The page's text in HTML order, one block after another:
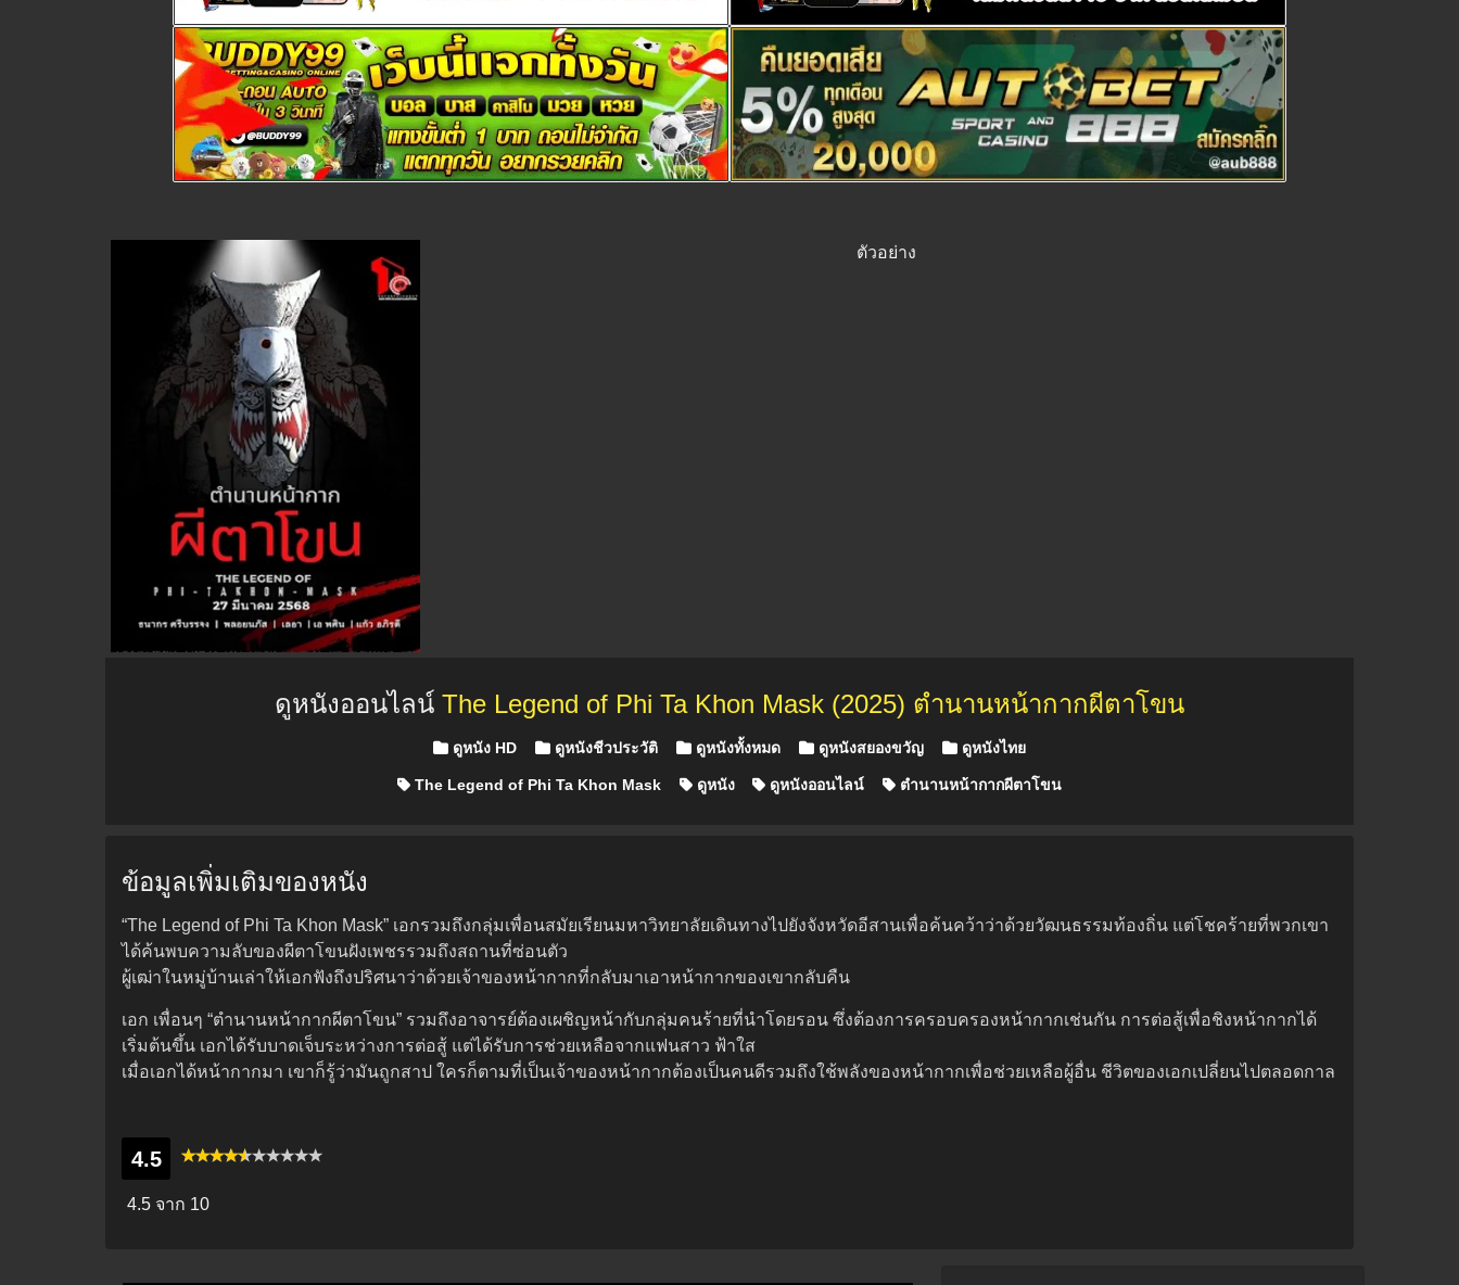
ตัวอย่าง
ดูหนังออนไลน์ The Legend of Phi Ta Khon Mask (2025) ตำนานหน้ากากผีตาโขน
Posted in
ดูหนัง HD ดูหนังชีวประวัติ ดูหนังทั้งหมด ดูหนังสยองขวัญ ดูหนังไทย
The Legend of Phi Ta Khon Mask ดูหนัง ดูหนังออนไลน์ ตำนานหน้ากากผีตาโขน
ข้อมูลเพิ่มเติมของหนัง
“The Legend of Phi Ta Khon Mask” เอกรวมถึงกลุ่มเพื่อนสมัยเรียนมหาวิทยาลัยเดินทางไปยังจังหวัดอีสานเพื่อค้นคว้าว่าด้วยวัฒนธรรมท้องถิ่น แต่โชคร้ายที่พวกเขา
ได้ค้นพบความลับของผีตาโขนฝังเพชรรวมถึงสถานที่ซ่อนตัว
ผู้เฒ่าในหมู่บ้านเล่าให้เอกฟังถึงปริศนาว่าด้วยเจ้าของหน้ากากที่กลับมาเอาหน้ากากของเขากลับคืน
เอก เพื่อนๆ “ตำนานหน้ากากผีตาโขน” รวมถึงอาจารย์ต้องเผชิญหน้ากับกลุ่มคนร้ายที่นำโดยรอน ซึ่งต้องการครอบครองหน้ากากเช่นกัน การต่อสู้เพื่อชิงหน้ากากได้
เริ่มต้นขึ้น เอกได้รับบาดเจ็บระหว่างการต่อสู้ แต่ได้รับการช่วยเหลือจากแฟนสาว ฟ้าใส
เมื่อเอกได้หน้ากากมา เขาก็รู้ว่ามันถูกสาป ใครก็ตามที่เป็นเจ้าของหน้ากากต้องเป็นคนดีรวมถึงใช้พลังของหน้ากากเพื่อช่วยเหลือผู้อื่น ชีวิตของเอกเปลี่ยนไปตลอดกาล
4.5
4.5 จาก 10